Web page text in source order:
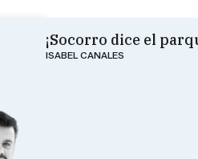
¡Socorro dice el
ISABEL CANALES